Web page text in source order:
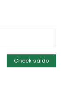
Check saldo